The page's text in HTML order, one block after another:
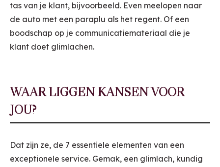
tas van je klant, bijvoorbeeld. Even meelopen naar
de auto met een paraplu als het regent. Of een
boodschap op je communicatiemateriaal die je
klant doet glimlachen.
WAAR LIGGEN KANSEN VOOR
JOU?
Dat zijn ze, de 7 essentiele elementen van een
exceptionele service. Gemak, een glimlach, kundig